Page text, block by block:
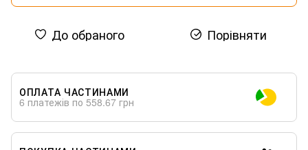
До обраного Порівняти
ОПЛАТА ЧАСТИНАМИ
6 платежів по 558.67 грн